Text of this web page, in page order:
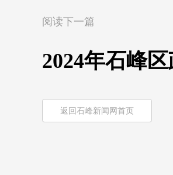
阅读下一篇
2024年石峰
返回石峰新闻网首页